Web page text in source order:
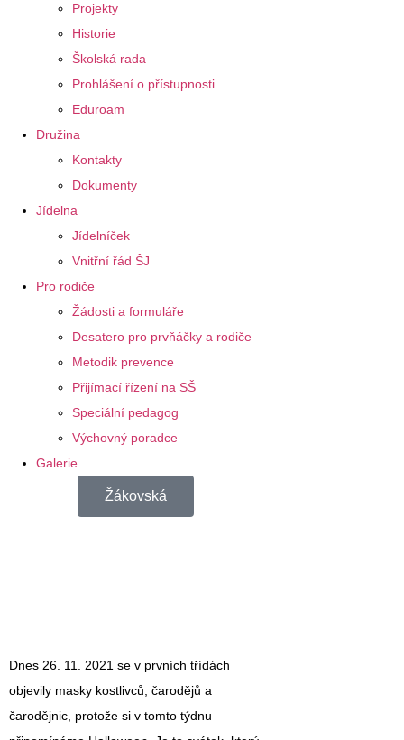
Projekty
Historie
Školská rada
Prohlášení o přístupnosti
Eduroam
Družina
Kontakty
Dokumenty
Jídelna
Jídelníček
Vnitřní řád ŠJ
Pro rodiče
Žádosti a formuláře
Desatero pro prvňáčky a rodiče
Metodik prevence
Přijímací řízení na SŠ
Speciální pedagog
Výchovný poradce
Galerie
Žákovská
Dnes 26. 11. 2021 se v prvních třídách
objevily masky kostlivců, čarodějů a
čarodějnic, protože si v tomto týdnu